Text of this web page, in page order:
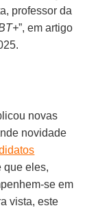
professor da
”, em artigo
novas
novidade
eles,
se em
vista, este